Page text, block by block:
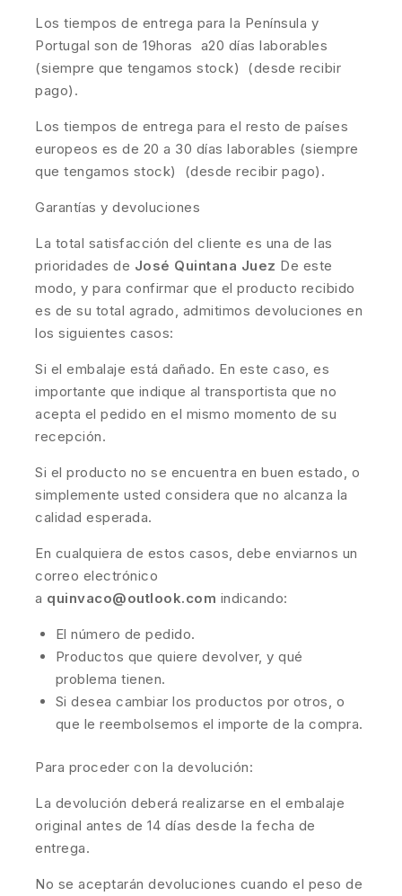
Los tiempos de entrega para la Península y
Portugal son de 19horas a20 días laborables
(siempre que tengamos stock) (desde recibir
pago).
Los tiempos de entrega para el resto de países
europeos es de 20 a 30 días laborables (siempre
que tengamos stock) (desde recibir pago).
Garantías y devoluciones
La total satisfacción del cliente es una de las
prioridades de José Quintana Juez De este
modo, y para confirmar que el producto recibido
es de su total agrado, admitimos devoluciones en
los siguientes casos:
Si el embalaje está dañado. En este caso, es
importante que indique al transportista que no
acepta el pedido en el mismo momento de su
recepción.
Si el producto no se encuentra en buen estado, o
simplemente usted considera que no alcanza la
calidad esperada.
En cualquiera de estos casos, debe enviarnos un
correo electrónico
a quinvaco@outlook.com indicando:
El número de pedido.
Productos que quiere devolver, y qué
problema tienen.
Si desea cambiar los productos por otros, o
que le reembolsemos el importe de la compra.
Para proceder con la devolución:
La devolución deberá realizarse en el embalaje
original antes de 14 días desde la fecha de
entrega.
No se aceptarán devoluciones cuando el peso de